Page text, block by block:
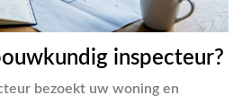
inspecteur?
bezoekt uw woning en